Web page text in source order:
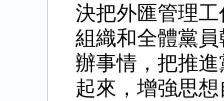
決把外匯管理
組織和全體黨
辦事情，把推
起來，增強思